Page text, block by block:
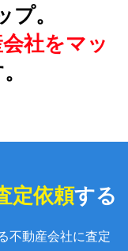
。
社をマッ
定依頼する
不動産会社に査定